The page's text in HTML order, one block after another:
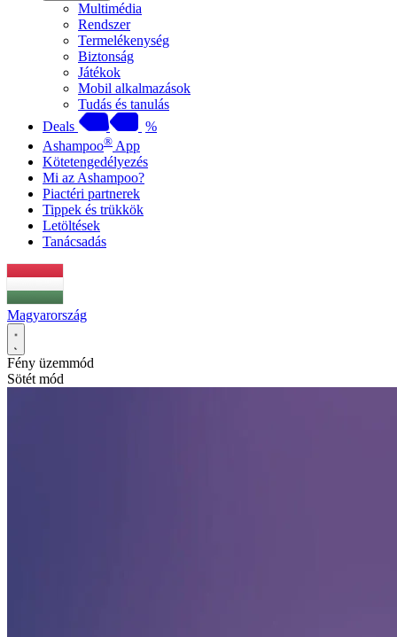
Multimédia
Rendszer
Termelékenység
Biztonság
Játékok
Mobil alkalmazások
Tudás és tanulás
Deals
%
Ashampoo® App
Kötetengedélyezés
Mi az Ashampoo?
Piactéri partnerek
Tippek és trükkök
Letöltések
Tanácsadás
Magyarország
Fény üzemmód
Sötét mód